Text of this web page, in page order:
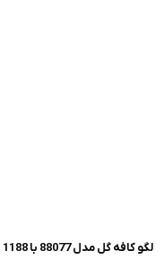
لگو کافه گل مدل 88077 با 1188 قطعه